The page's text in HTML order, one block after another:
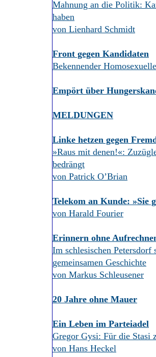
Mahnung an die Politik:
haben
von Lienhard Schmidt
Front gegen Kandidaten
Bekennender
Empört über
MELDUNGEN
Linke hetzen gegen
»Raus mit denen!«:
bedrängt
von Patrick O’Brian
Telekom an Kunde: »Sie
von Harald Fourier
Erinnern ohne
Im schlesischen
gemeinsamen Geschichte
von Markus Schleusener
20 Jahre ohne Mauer
Ein Leben im Parteiadel
Gregor Gysi: Für die Stasi
von Hans Heckel